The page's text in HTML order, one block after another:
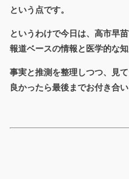
という点です。
というわけで今日は、高市早
報道ベースの情報と医学的な知
事実と推測を整理しつつ、見て
良かったら最後までお付き合い